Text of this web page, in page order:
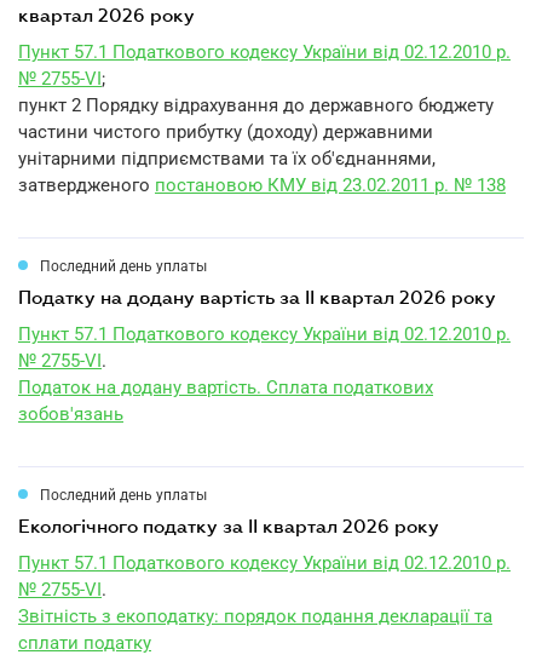
квартал 2026 року
Пункт 57.1 Податкового кодексу України від 02.12.2010 р.
№ 2755-VI;
пункт 2 Порядку відрахування до державного бюджету
частини чистого прибутку (доходу) державними
унітарними підприємствами та їх об'єднаннями,
затвердженого постановою КМУ від 23.02.2011 р. № 138
Последний день уплаты
податку на додану вартість за II квартал 2026 року
Пункт 57.1 Податкового кодексу України від 02.12.2010 р.
№ 2755-VI.
Податок на додану вартість. Сплата податкових
зобов'язань
Последний день уплаты
екологічного податку за II квартал 2026 року
Пункт 57.1 Податкового кодексу України від 02.12.2010 р.
№ 2755-VI.
Звітність з екоподатку: порядок подання декларації та
сплати податку